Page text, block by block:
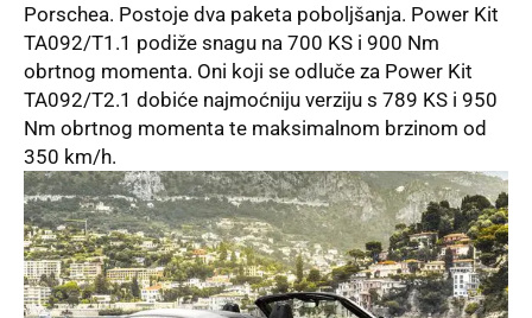
Porschea. Postoje dva paketa poboljšanja. Power Kit
TA092/T1.1 podiže snagu na 700 KS i 900 Nm
obrtnog momenta. Oni koji se odluče za Power Kit
TA092/T2.1 dobiće najmoćniju verziju s 789 KS i 950
Nm obrtnog momenta te maksimalnom brzinom od
350 km/h.